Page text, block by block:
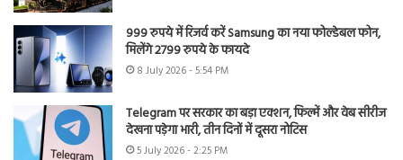
999 रुपये में रिजर्व करें Samsung का नया फोल्डेबल फोन,
मिलेंगे 2799 रुपये के फायदे
8 July 2026 - 5:54 PM
Telegram पर सरकार का बड़ा एक्शन, फिल्में और वेब सीरीज
देखना पड़ेगा भारी, तीन दिनों में दूसरा नोटिस
5 July 2026 - 2:25 PM